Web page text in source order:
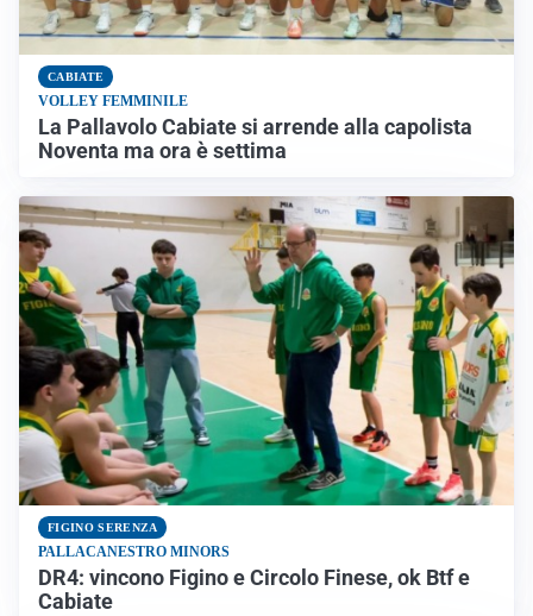
CABIATE
VOLLEY FEMMINILE
La Pallavolo Cabiate si arrende alla capolista
Noventa ma ora è settima
FIGINO SERENZA
PALLACANESTRO MINORS
DR4: vincono Figino e Circolo Finese, ok Btf e
Cabiate